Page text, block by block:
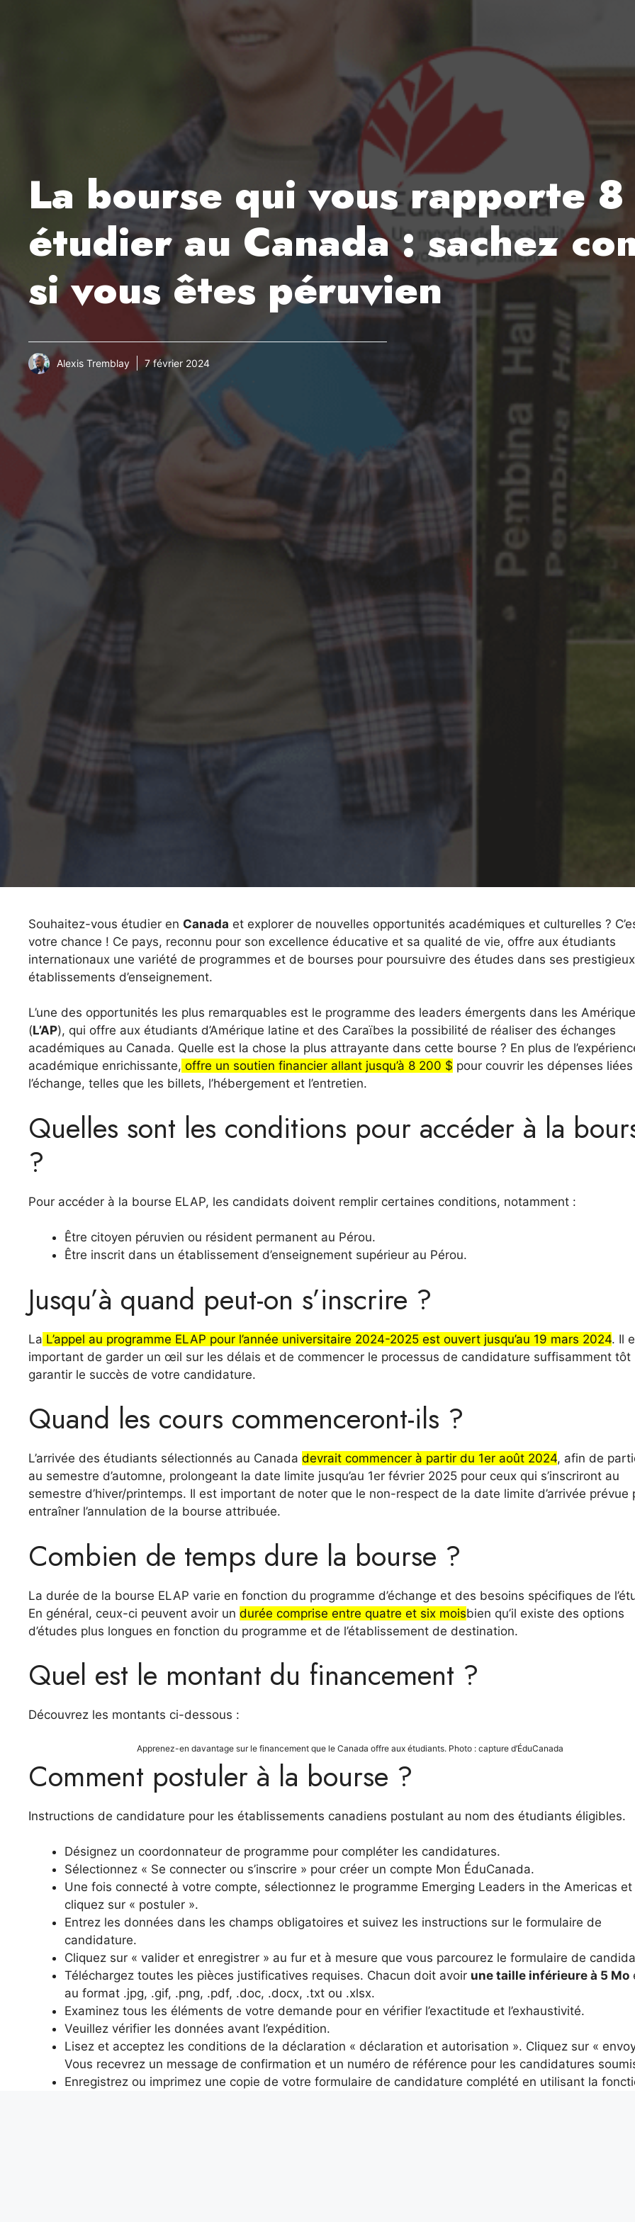
La bourse qui vous rapporte
étudier au Canada : sachez
si vous êtes péruvien
Alexis Tremblay 7 février 2024
Souhaitez-vous étudier en Canada et explorer de nouvelles opportunités académiques et culturelles ?
votre chance ! Ce pays, reconnu pour son excellence éducative et sa qualité de vie, offre aux étudiants
internationaux une variété de programmes et de bourses pour poursuivre des études dans ses prestigieux
établissements d’enseignement.
L’une des opportunités les plus remarquables est le programme des leaders émergents dans les
(L’AP), qui offre aux étudiants d’Amérique latine et des Caraïbes la possibilité de réaliser des échanges
académiques au Canada. Quelle est la chose la plus attrayante dans cette bourse ? En plus de
académique enrichissante, offre un soutien financier allant jusqu’à 8 200 $ pour couvrir les dépenses
l’échange, telles que les billets, l’hébergement et l’entretien.
Quelles sont les conditions pour accéder à la
?
Pour accéder à la bourse ELAP, les candidats doivent remplir certaines conditions, notamment :
Être citoyen péruvien ou résident permanent au Pérou.
Être inscrit dans un établissement d’enseignement supérieur au Pérou.
Jusqu’à quand peut-on s’inscrire ?
La L’appel au programme ELAP pour l’année universitaire 2024-2025 est ouvert jusqu’au 19 mars 2024. Il
important de garder un œil sur les délais et de commencer le processus de candidature suffisamment tôt
garantir le succès de votre candidature.
Quand les cours commenceront-ils ?
L’arrivée des étudiants sélectionnés au Canada devrait commencer à partir du 1er août 2024, afin de
au semestre d’automne, prolongeant la date limite jusqu’au 1er février 2025 pour ceux qui s’inscriront au
semestre d’hiver/printemps. Il est important de noter que le non-respect de la date limite d’arrivée prévue
entraîner l’annulation de la bourse attribuée.
Combien de temps dure la bourse ?
La durée de la bourse ELAP varie en fonction du programme d’échange et des besoins spécifiques de
En général, ceux-ci peuvent avoir un durée comprise entre quatre et six moisbien qu’il existe des options
d’études plus longues en fonction du programme et de l’établissement de destination.
Quel est le montant du financement ?
Découvrez les montants ci-dessous :
Apprenez-en davantage sur le financement que le Canada offre aux étudiants. Photo : capture d’ÉduCanada
Comment postuler à la bourse ?
Instructions de candidature pour les établissements canadiens postulant au nom des étudiants éligibles.
Désignez un coordonnateur de programme pour compléter les candidatures.
Sélectionnez « Se connecter ou s’inscrire » pour créer un compte Mon ÉduCanada.
Une fois connecté à votre compte, sélectionnez le programme Emerging Leaders in the Americas et
cliquez sur « postuler ».
Entrez les données dans les champs obligatoires et suivez les instructions sur le formulaire de
candidature.
Cliquez sur « valider et enregistrer » au fur et à mesure que vous parcourez le formulaire de
Téléchargez toutes les pièces justificatives requises. Chacun doit avoir une taille inférieure à 5 Mo
au format .jpg, .gif, .png, .pdf, .doc, .docx, .txt ou .xlsx.
Examinez tous les éléments de votre demande pour en vérifier l’exactitude et l’exhaustivité.
Veuillez vérifier les données avant l’expédition.
Lisez et acceptez les conditions de la déclaration « déclaration et autorisation ». Cliquez sur «
Vous recevrez un message de confirmation et un numéro de référence pour les candidatures
Enregistrez ou imprimez une copie de votre formulaire de candidature complété en utilisant la